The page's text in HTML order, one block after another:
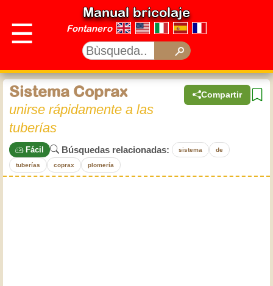
☰
Manual bricolaje
Fontanero
Compartir
Sistema Coprax
unirse rápidamente a las
tuberías
Fácil Búsquedas relacionadas: sistema de
tuberías coprax plomería